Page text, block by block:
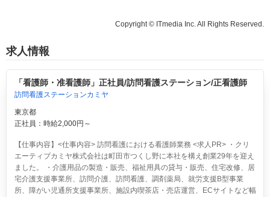
Copyright © ITmedia Inc. All Rights Reserved.
求人情報
「看護師・准看護師」正社員/訪問看護ステーション/正看護師
訪問看護ステーションカミヤ
東京都
正社員：時給2,000円～
【仕事内容】<仕事内容> 訪問看護における看護師業務 <求人PR> ・クリ
エーティブカミヤ株式会社は町田市つくし野に本社を構え創業29年を迎え
ました。 ・介護用品の製造・販売、福祉用具の貸与・販売、住宅改修、居
宅介護支援事業所、訪問介護、訪問看護、調剤薬局、就労支援B型事業
所、障がい児通所支援事業所、施設内喫茶店・売店運営、ECサイトなど幅